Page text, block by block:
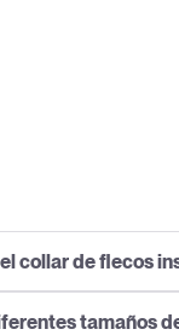
collar de flecos
tamaños